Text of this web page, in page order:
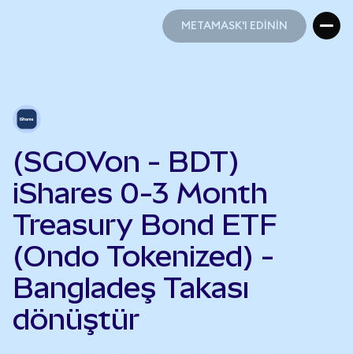
METAMASK'I EDİNİN
(SGOVon - BDT)
iShares 0-3 Month
Treasury Bond ETF
(Ondo Tokenized) -
Bangladeş Takası
dönüştür